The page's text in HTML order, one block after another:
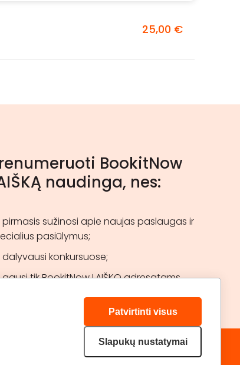
Patvirtinti visus
Slapukų nustatymai
25,00 €
BookitNow
naudinga, nes:
pirmasis sužinosi apie naujas paslaugas ir
pasiūlymus;
dalyvausi konkursuose;
gausi tik BookitNow LAIŠKO adresatams
DRAUGAUKIME: